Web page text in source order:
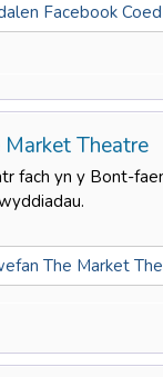
Facebook
Market Theatre
fach yn y Bont-
The Market